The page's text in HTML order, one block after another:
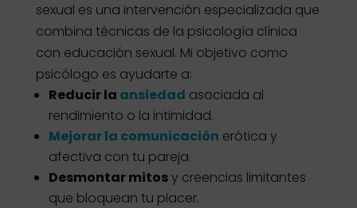
sexual es una intervención especializada que
combina técnicas de la psicología clínica
con educación sexual. Mi objetivo como
psicólogo es ayudarte a:
Reducir la ansiedad asociada al
rendimiento o la intimidad.
Mejorar la comunicación erótica y
afectiva con tu pareja.
Desmontar mitosy creencias limitantes
que bloquean tu placer.